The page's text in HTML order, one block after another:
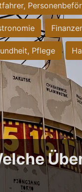
Pflege